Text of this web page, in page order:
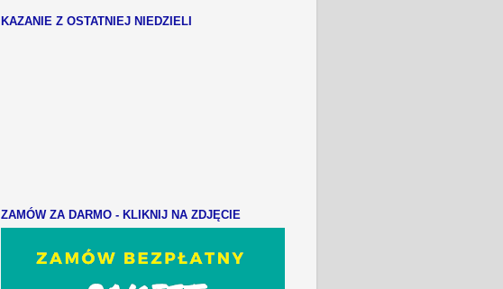
KAZANIE Z OSTATNIEJ NIEDZIELI
ZAMÓW ZA DARMO - KLIKNIJ NA ZDJĘCIE